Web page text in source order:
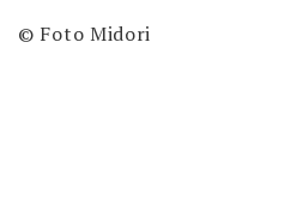
© Foto Midori